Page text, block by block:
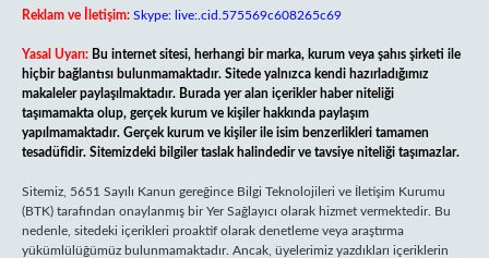
Reklam ve İletişim: Skype: live:.cid.575569c608265c69
Yasal Uyarı: Bu internet sitesi, herhangi bir marka, kurum veya şahıs şirketi ile
hiçbir bağlantısı bulunmamaktadır. Sitede yalnızca kendi hazırladığımız
makaleler paylaşılmaktadır. Burada yer alan içerikler haber niteliği
taşımamakta olup, gerçek kurum ve kişiler hakkında paylaşım
yapılmamaktadır. Gerçek kurum ve kişiler ile isim benzerlikleri tamamen
tesadüfidir. Sitemizdeki bilgiler taslak halindedir ve tavsiye niteliği taşımazlar.
Sitemiz, 5651 Sayılı Kanun gereğince Bilgi Teknolojileri ve İletişim Kurumu
(BTK) tarafından onaylanmış bir Yer Sağlayıcı olarak hizmet vermektedir. Bu
nedenle, sitedeki içerikleri proaktif olarak denetleme veya araştırma
yükümlülüğümüz bulunmamaktadır. Ancak, üyelerimiz yazdıkları içeriklerin